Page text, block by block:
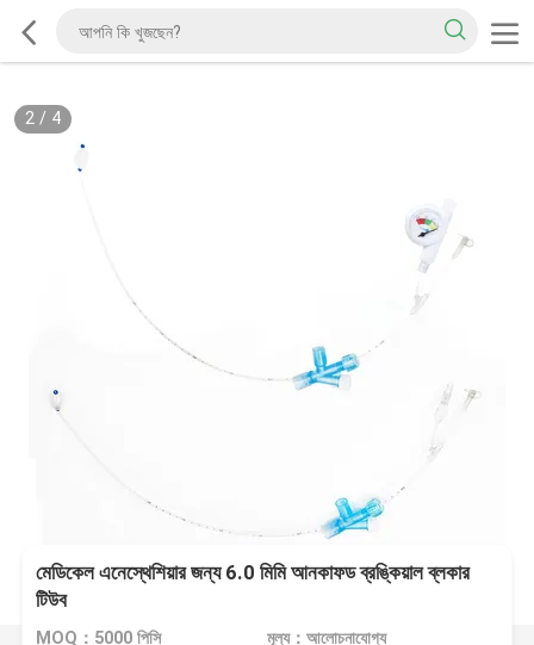
2/ 4
মেডিকেল এনেস্থেশিয়ার জন্য 6.0 মিমি আনকাফড ব্রঙ্কিয়াল ব্লকার
টিউব
MOQ：5000 পিসি মূল্য：আলোচনাযোগ্য